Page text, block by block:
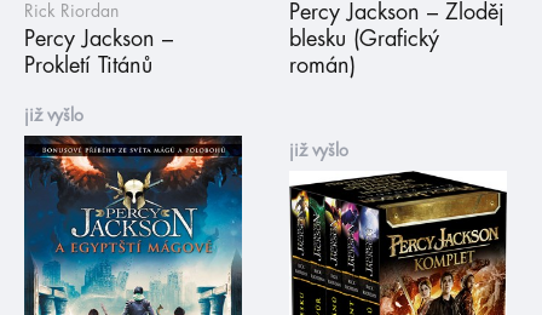
Rick Riordan
Percy Jackson –
Prokletí Titánů
Percy Jackson – Zloděj
blesku (Grafický
román)
již vyšlo
již vyšlo